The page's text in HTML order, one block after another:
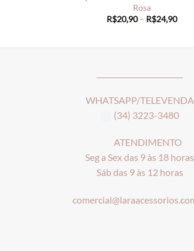
Rosa
R$20,90 – R$24,90Price
WHATSAPP/TELEVENDA
(34) 3223-3480
ATENDIMENTO
Seg a Sex das 9 às 18 horas
Sáb das 9 às 12 horas